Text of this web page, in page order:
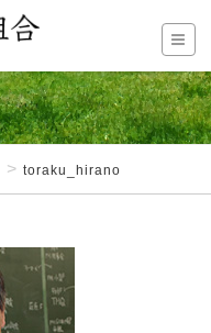
toraku_hirano